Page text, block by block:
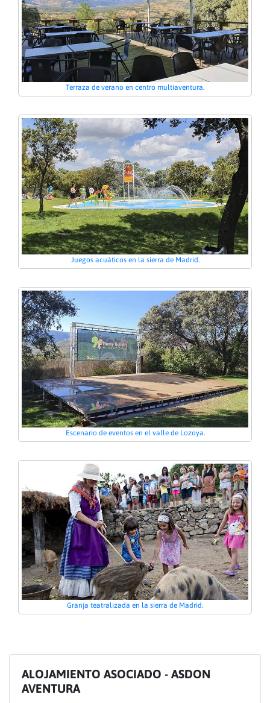
Terraza de verano en centro multiaventura.
Juegos acuáticos en la sierra de Madrid.
Escenario de eventos en el valle de Lozoya.
Granja teatralizada en la sierra de Madrid.
ALOJAMIENTO ASOCIADO - ASDON
AVENTURA